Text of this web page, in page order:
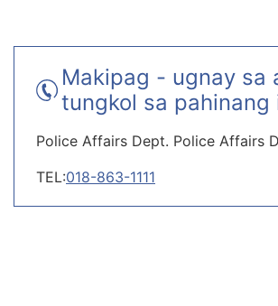
Makipag - ugnay sa
tungkol sa pahinang
Police Affairs Dept. Police Affairs
TEL:018-863-1111